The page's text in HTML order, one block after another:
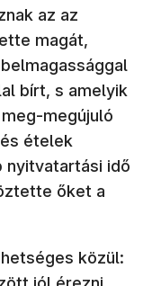
az az
magát,
bírt, s amelyik
megújuló
ételek
nyitvatartási idő
őket a
közül: